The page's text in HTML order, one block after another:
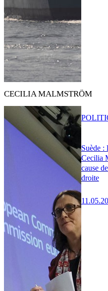
CECILIA MALMSTRÖM
Suède :
Cecilia
cause
droite